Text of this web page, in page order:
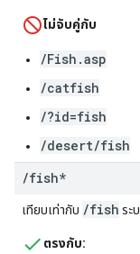
ไม่จับคู่กับ
/Fish.asp
/catfish
/?id=fish
/desert/fish
/fish*
เทียบเท่ากับ /fish ระ
ตรงกับ: